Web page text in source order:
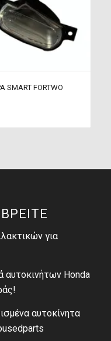
FORTWO
για
αυτοκινήτων Honda
αυτοκίνητα